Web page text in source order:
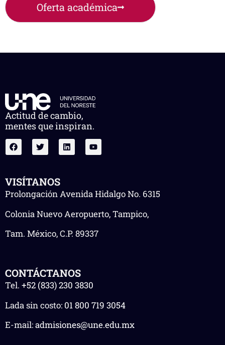
Oferta académica
Actitud de cambio,
mentes que inspiran.
VISÍTANOS
Prolongación Avenida Hidalgo No. 6315
Colonia Nuevo Aeropuerto, Tampico,
Tam. México, C.P. 89337
CONTÁCTANOS
Tel. +52 (833) 230 3830
Lada sin costo: 01 800 719 3054
E-mail:admisiones@une.edu.mx